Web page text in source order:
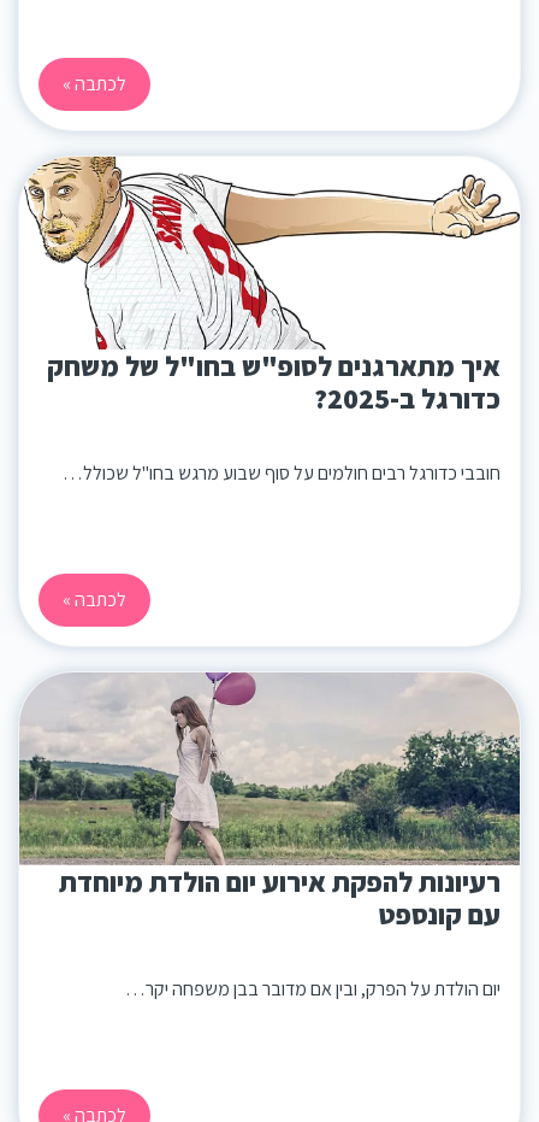
לכתבה »
איך מתארגנים לסופ"ש בחו"ל של משחק
כדורגל ב-2025?
חובבי כדורגל רבים חולמים על סוף שבוע מרגש בחו"ל שכולל…
לכתבה »
רעיונות להפקת אירוע יום הולדת מיוחדת
עם קונספט
יום הולדת על הפרק, ובין אם מדובר בבן משפחה יקר…
לכתבה »